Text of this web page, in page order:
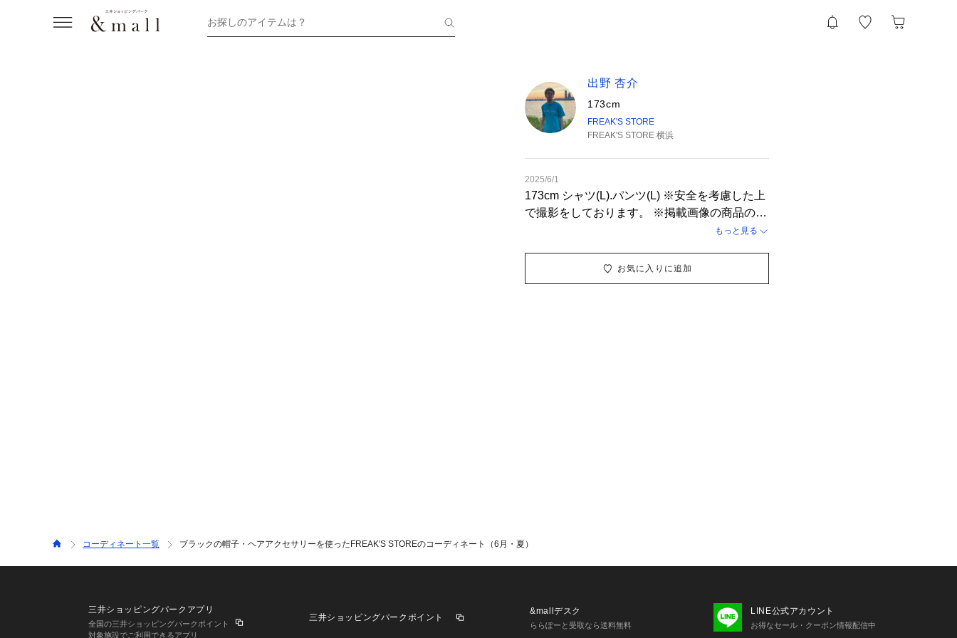
お探しのアイテムは？
出野 杏介
173cm
FREAK'S STORE
FREAK'S STORE 横浜
2025/6/1
173cm シャツ(L).パンツ(L) ※安全を考慮した上
で撮影をしております。 ※掲載画像の商品の色
味は、屋外や屋内の光の照射や角度により実物
もっと見る
お気に入りに追加
コーディネート一覧 ブラックの帽子・ヘアアクセサリーを使ったFREAK'S STOREのコーディネート（6月・夏）
三井ショッピングパークアプリ
全国の三井ショッピングパークポイント
対象施設でご利用できるアプリ
三井ショッピングパークポイント
&mallデスク
ららぽーと受取なら送料無料
LINE公式アカウント
お得なセール・クーポン情報配信中